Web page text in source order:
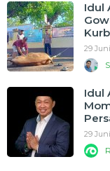
Idul
29
Idul
29